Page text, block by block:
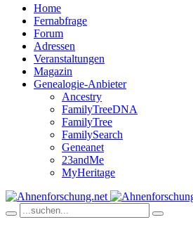
Home
Fernabfrage
Forum
Adressen
Veranstaltungen
Magazin
Genealogie-Anbieter
Ancestry
FamilyTreeDNA
FamilyTree
FamilySearch
Geneanet
23andMe
MyHeritage